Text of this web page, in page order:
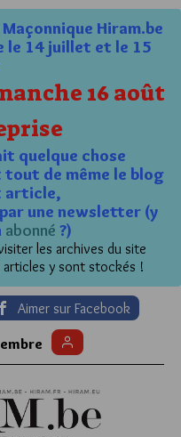
Hiram.be
le 14 juillet et le 15
16 août
quelque chose
de même le blog
article,
une newsletter (y
abonné ?)
les archives du site
y sont stockés !
Aimer sur Facebook